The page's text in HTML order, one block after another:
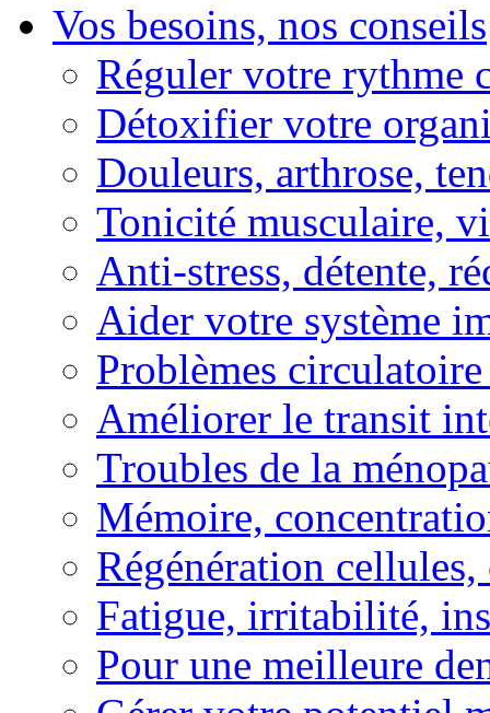
Vos besoins, nos conseils
Réguler votre rythme
Détoxifier votre
Douleurs, arthrose,
Tonicité musculaire,
Anti-stress, détente,
Aider votre système
Problèmes
Améliorer le transit
Troubles de la
Mémoire,
Régénération
Fatigue, irritabilité,
Pour une meilleure